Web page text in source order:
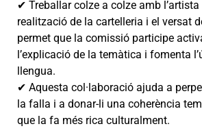
✔ Treballar colze a colze amb l’artista
realització de la cartelleria i el versat
permet que la comissió participe
l’explicació de la temàtica i fomenta
llengua.
✔ Aquesta col·laboració ajuda a
la falla i a donar-li una coherència
que la fa més rica culturalment.